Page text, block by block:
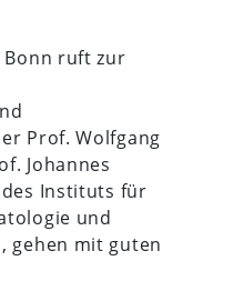
ruft zur
Prof. Wolfgang
Johannes
Instituts für
und
gehen mit guten